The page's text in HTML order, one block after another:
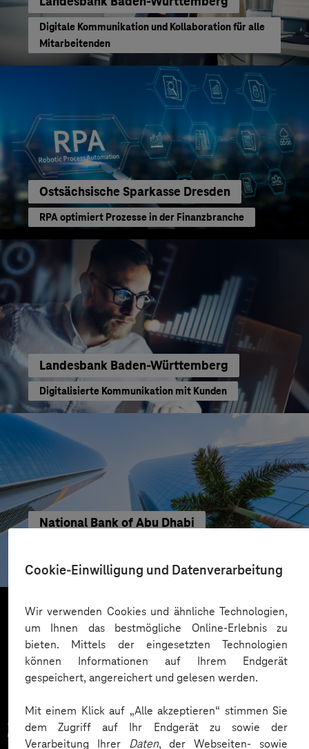
Cookie-Einwilligung und Datenverarbeitung
Wir verwenden Cookies und ähnliche Technologien,
um Ihnen das bestmögliche Online-Erlebnis zu
bieten. Mittels der eingesetzten Technologien
können Informationen auf Ihrem Endgerät
gespeichert, angereichert und gelesen werden.
Mit einem Klick auf „Alle akzeptieren“ stimmen Sie
dem Zugriff auf Ihr Endgerät zu sowie der
Verarbeitung Ihrer Daten, der Webseiten- sowie
Digitale Kommunikation und Kollaboration für alle
Mitarbeitenden
Ostsächsische Sparkasse Dresden
RPA optimiert Prozesse in der Finanzbranche
Landesbank Baden-Württemberg
Digitalisierte Kommunikation mit Kunden
National Bank of Abu Dhabi
Bankanwendungen
Mehr laden
Zahlreiche Unternehmen